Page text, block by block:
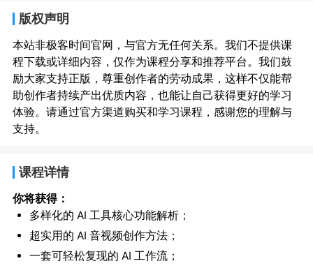
版权声明
本站非极客时间官网，与官方无任何关系。我们不提供课
程下载或详细内容，仅作为课程分享和推荐平台。我们鼓
励大家支持正版，尊重创作者的劳动成果，这样不仅能帮
助创作者持续产出优质内容，也能让自己获得更好的学习
体验。请通过官方渠道购买和学习课程，感谢您的理解与
支持。
课程详情
你将获得：
多样化的 AI 工具核心功能解析；
超实用的 AI 音视频创作方法；
一套可轻松复现的 AI 工作流；